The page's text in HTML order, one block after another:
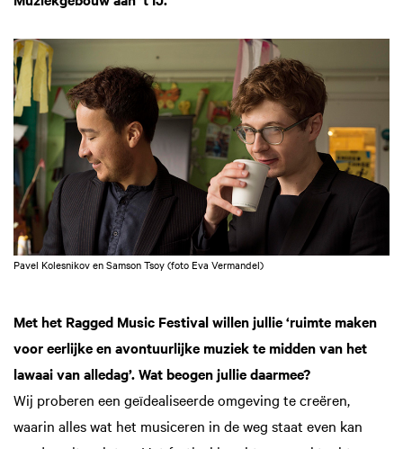
Pavel Kolesnikov en Samson Tsoy (foto Eva Vermandel)
Met het Ragged Music Festival willen jullie ‘ruimte maken
voor eerlijke en avontuurlijke muziek te midden van het
lawaai van alledag’. Wat beogen jullie daarmee?
Wij proberen een geïdealiseerde omgeving te creëren,
waarin alles wat het musiceren in de weg staat even kan